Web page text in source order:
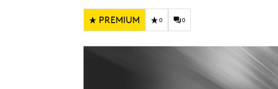
Digital transformation
Diversiteit
Effectiviteit
Influencer marketing
PREMIUM 0 0